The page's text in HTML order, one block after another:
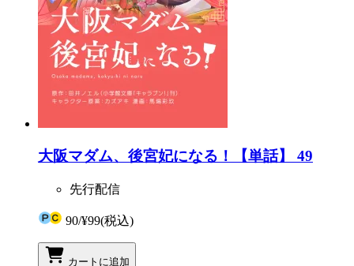
大阪マダム、後宮妃になる！【単話】 49
先行配信
90/¥99(税込)
カートに追加